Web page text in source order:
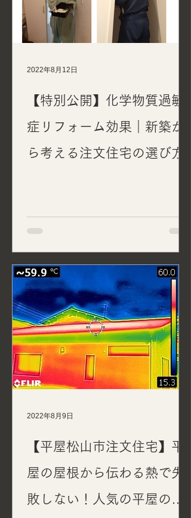
【特別公開】化学物質過敏
症リフォーム効果｜新築か
ら考える注文住宅の選び方
2022年8月12日
【平屋松山市注文住宅】平
屋の屋根から伝わる熱で失
敗しない！人気の平屋の家
2022年8月9日